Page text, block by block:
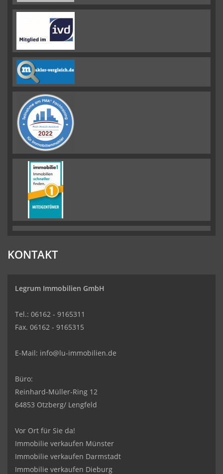
KONTAKT
Legrum Immobilien GmbH
Tel.: 06162 - 9165311
Fax. 06162 - 9165315
E-Mail: info@lu-immobilien.de
Büro:
Reinhard-Müller-Ring 12
64853 Otzberg/ Lengfeld
Vor Ort für Sie da!
Immobilie verkaufen Münster
Immobilie verkaufen Darmstadt
Immobilie verkaufen Dieburg